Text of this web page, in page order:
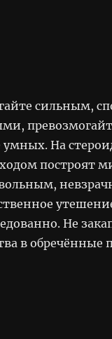
сильным,
умных. На
построят
Не
в обречённые